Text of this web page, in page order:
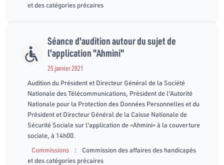
et des catégories précaires
Séance d'audition autour du sujet de
l'application "Ahmini"
25 janvier 2021
Audition du Président et Directeur Général de la Société
Nationale des Télécommunications, Président de l'Autorité
Nationale pour la Protection des Données Personnelles et du
Président et Directeur Général de la Caisse Nationale de
Sécurité Sociale sur l'application de «Ahmini» à la couverture
sociale, à 14h00.
Commissions
:
Commission des affaires des handicapés
et des catégories précaires